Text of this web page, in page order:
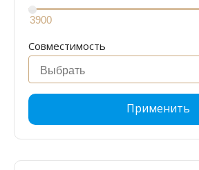
Совместимость
Применить